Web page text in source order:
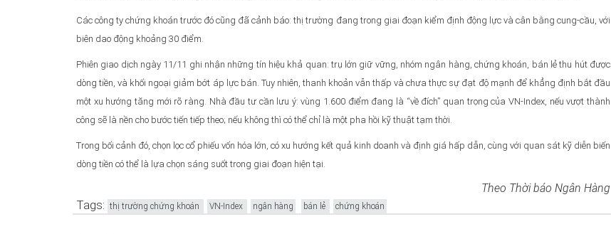
Các công ty chứng khoán trước đó cũng đã cảnh báo: thị trường đang trong giai đoạn kiểm định động lực và cân bằng cung-cầu, với
biên dao động khoảng 30 điểm.
Phiên giao dịch ngày 11/11 ghi nhận những tín hiệu khả quan: trụ lớn giữ vững, nhóm ngân hàng, chứng khoán, bán lẻ thu hút được
dòng tiền, và khối ngoại giảm bớt áp lực bán. Tuy nhiên, thanh khoản vẫn thấp và chưa thực sự đạt độ mạnh để khẳng định bắt đầu
một xu hướng tăng mới rõ ràng. Nhà đầu tư cần lưu ý: vùng 1.600 điểm đang là “về đích” quan trọng của VN-Index, nếu vượt thành
công sẽ là nền cho bước tiến tiếp theo; nếu không thì có thể chỉ là một pha hồi kỹ thuật tạm thời.
Trong bối cảnh đó, chọn lọc cổ phiếu vốn hóa lớn, có xu hướng kết quả kinh doanh và định giá hấp dẫn, cùng với quan sát kỹ diễn biến
dòng tiền có thể là lựa chọn sáng suốt trong giai đoạn hiện tại.
Theo Thời báo Ngân Hàng
Tags: thị trường chứng khoán VN-Index ngân hàng bán lẻ chứng khoán